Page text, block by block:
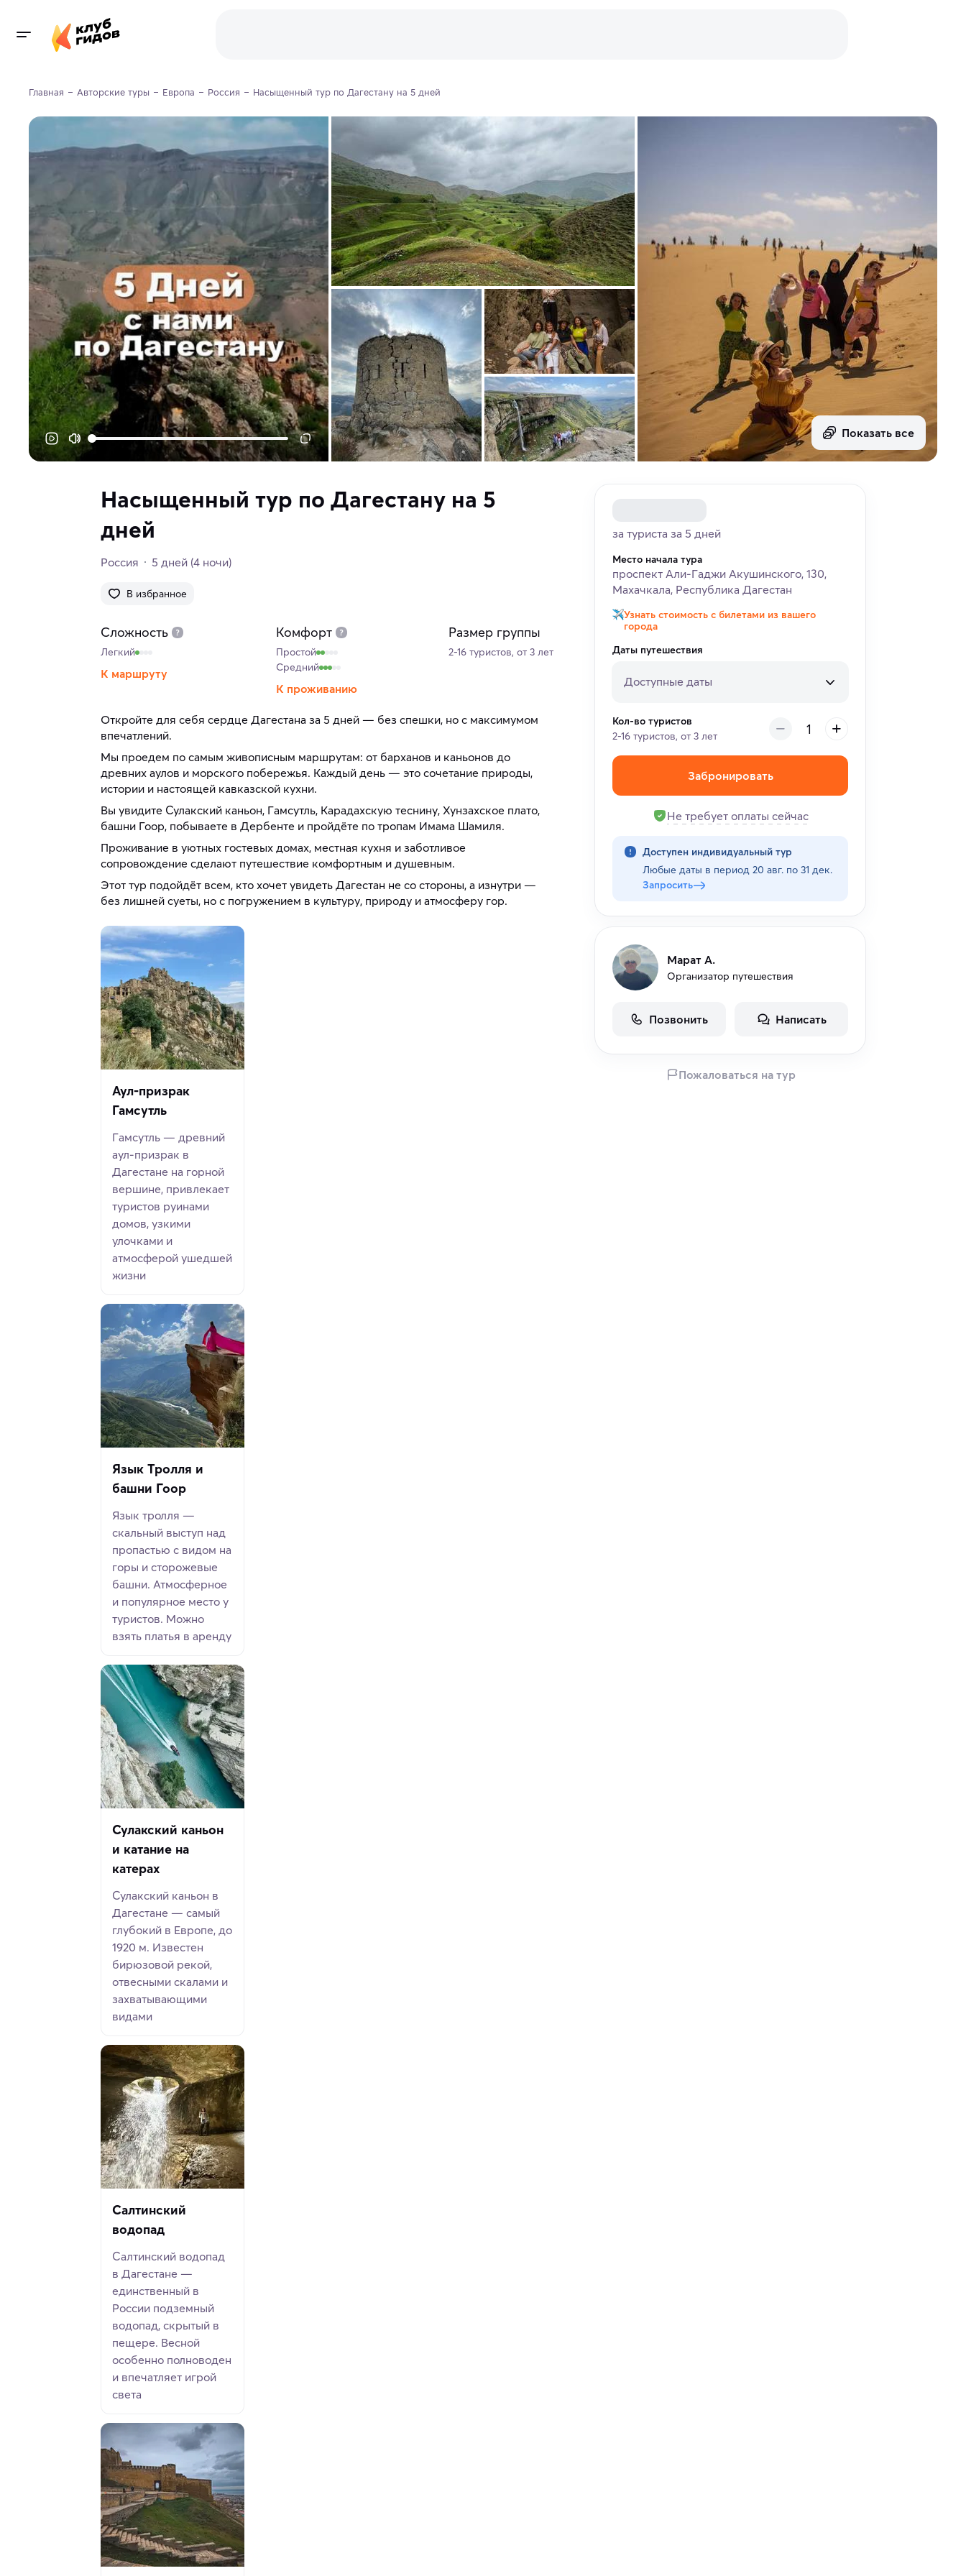
Главная Авторские туры Европа Россия Насыщенный тур по Дагестану на 5 дней
Показать все
Насыщенный тур по Дагестану на 5
дней
В избранное
Россия 5 дней (4 ночи)
Сложность
Легкий
К маршруту
Комфорт
Простой
Средний
К проживанию
Размер группы
2-16 туристов, от 3 лет
Откройте для себя сердце Дагестана за 5 дней — без спешки, но с максимумом
впечатлений.
Мы проедем по самым живописным маршрутам: от барханов и каньонов до
древних аулов и морского побережья. Каждый день — это сочетание природы,
истории и настоящей кавказской кухни.
Вы увидите Сулакский каньон, Гамсутль, Карадахскую теснину, Хунзахское плато,
башни Гоор, побываете в Дербенте и пройдёте по тропам Имама Шамиля.
Проживание в уютных гостевых домах, местная кухня и заботливое
сопровождение сделают путешествие комфортным и душевным.
Этот тур подойдёт всем, кто хочет увидеть Дагестан не со стороны, а изнутри —
без лишней суеты, но с погружением в культуру, природу и атмосферу гор.
Аул-призрак
Гамсутль
Гамсутль — древний
аул-призрак в
Дагестане на горной
вершине, привлекает
туристов руинами
домов, узкими
улочками и
атмосферой ушедшей
жизни
Язык Тролля и
башни Гоор
Язык тролля —
скальный выступ над
пропастью с видом на
горы и сторожевые
башни. Атмосферное
и популярное место у
туристов. Можно
взять платья в аренду
Сулакский каньон
и катание на
катерах
Сулакский каньон в
Дагестане — самый
глубокий в Европе, до
1920 м. Известен
бирюзовой рекой,
отвесными скалами и
захватывающими
видами
Салтинский
водопад
Салтинский водопад
в Дагестане —
единственный в
России подземный
водопад, скрытый в
пещере. Весной
особенно полноводен
и впечатляет игрой
света
за туриста за 5 дней
Место начала тура
проспект Али-Гаджи Акушинского, 130,
Махачкала, Республика Дагестан
Узнать стоимость с билетами из вашего
города
Даты путешествия
Доступные даты
Кол-во туристов
2-16 туристов, от 3 лет
Забронировать
Не требует оплаты сейчас
Доступен индивидуальный тур
Любые даты в период 20 авг. по 31 дек.
Запросить
Марат А.
Организатор путешествия
Позвонить Написать
Пожаловаться на тур